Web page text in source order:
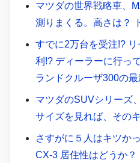
マツダの世界戦略車、
測りまくる。高さは？
すでに2万台を受注!?
利!? ディーラーに行っ
ランドクルーザ300の
マツダのSUVシリーズ
サイズを見れば、その
さすがに５人はキツか
CX-3 居住性はどうか